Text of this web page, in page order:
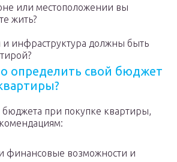
или местоположении вы
жить?
и инфраструктура должны быть
определить свой бюджет
при покупке квартиры,
финансовые возможности и